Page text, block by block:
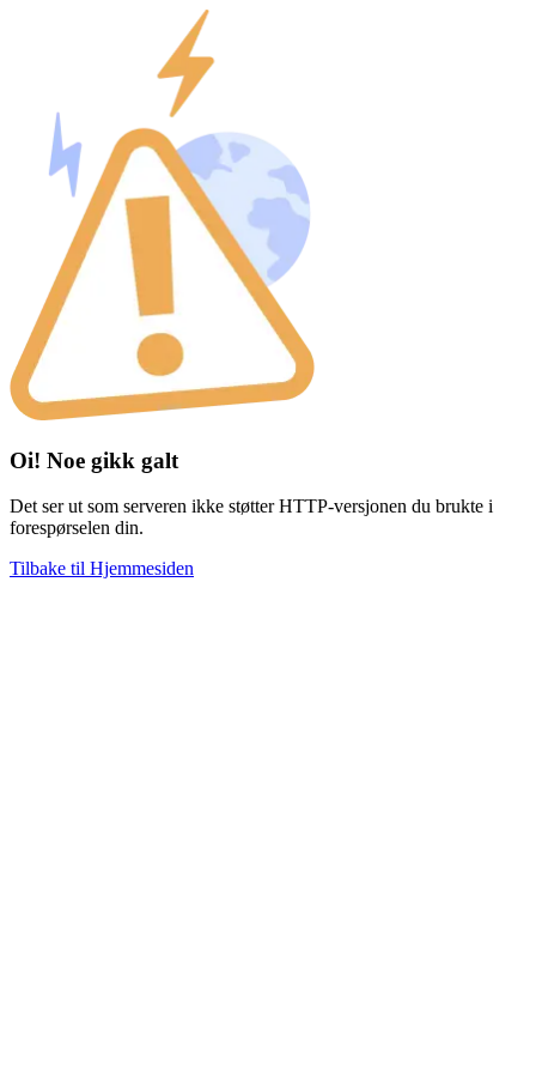
Oi! Noe gikk galt
Det ser ut som serveren ikke støtter HTTP-versjonen du brukte i
forespørselen din.
Tilbake til Hjemmesiden